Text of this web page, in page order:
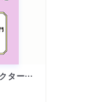
７日でできるキャラクター創作入門